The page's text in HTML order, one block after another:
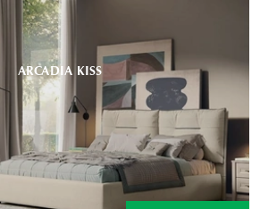
ARCADIA KISS